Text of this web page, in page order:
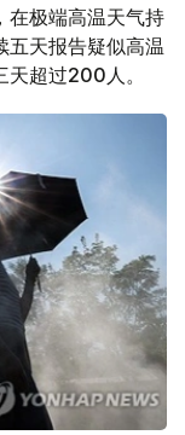
在极端高温天气持
五天报告疑似高温
超过200人。